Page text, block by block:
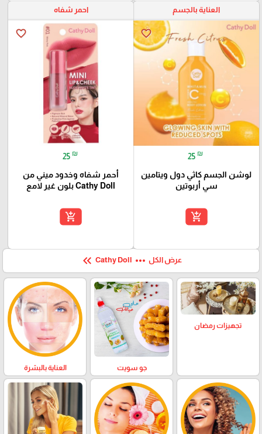
العناية بالجسم
favorite_border
25 ₪
لوشن الجسم كاثي دول ويتامين
سي أربوتين
add_shopping_cart
احمر شفاه
favorite_border
25 ₪
أحمر شفاه وخدود ميني من
Cathy Doll بلون غير لامع
add_shopping_cart
عرض الكل more_horiz
keyboard_double_arrow_left
تجهيزات رمضان
جو سويت العناية بالبشرة